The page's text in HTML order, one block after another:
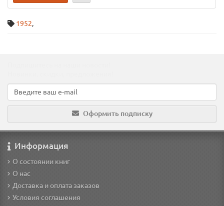
1952,
Оформить подписку
Информация
О состоянии книг
О нас
Доставка и оплата заказов
Условия соглашения